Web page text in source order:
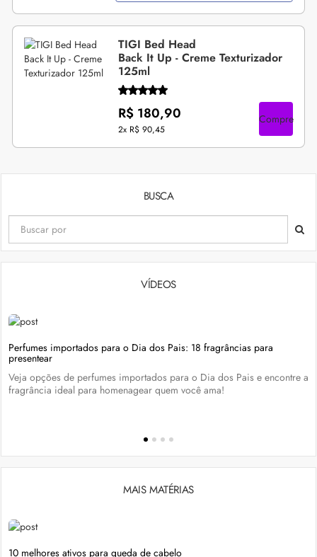
TIGI Bed Head
Back It Up - Creme Texturizador
125ml
R$ 180,90
2x R$ 90,45
Compre
BUSCA
VÍDEOS
Perfumes importados para o Dia dos Pais: 18 fragrâncias para
presentear
Veja opções de perfumes importados para o Dia dos Pais e encontre a
fragrância ideal para homenagear quem você ama!
MAIS MATÉRIAS
10 melhores ativos para queda de cabelo